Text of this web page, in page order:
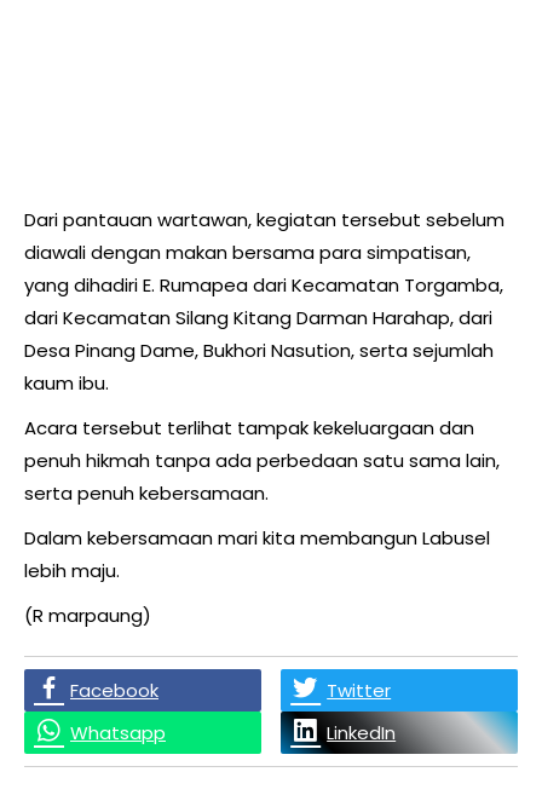
Dari pantauan wartawan, kegiatan tersebut sebelum
diawali dengan makan bersama para simpatisan,
yang dihadiri E. Rumapea dari Kecamatan Torgamba,
dari Kecamatan Silang Kitang Darman Harahap, dari
Desa Pinang Dame, Bukhori Nasution, serta sejumlah
kaum ibu.
Acara tersebut terlihat tampak kekeluargaan dan
penuh hikmah tanpa ada perbedaan satu sama lain,
serta penuh kebersamaan.
Dalam kebersamaan mari kita membangun Labusel
lebih maju.
(R marpaung)
Facebook
Twitter
Whatsapp
LinkedIn